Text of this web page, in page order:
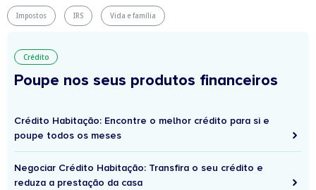
Impostos IRS Vida e família
Crédito
Poupe nos seus produtos financeiros
Crédito Habitação: Encontre o melhor crédito para si e
poupe todos os meses
Negociar Crédito Habitação: Transfira o seu crédito e
reduza a prestação da casa